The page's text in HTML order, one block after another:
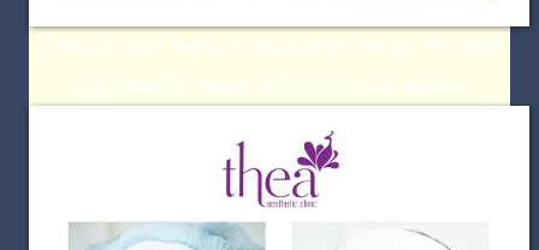
Á Hậu Quý Bà Thế Giới Thu Hương, Hot girl Meo Meo
cùng rất nhiều doanh nhân chọn Thea làm đẹp.